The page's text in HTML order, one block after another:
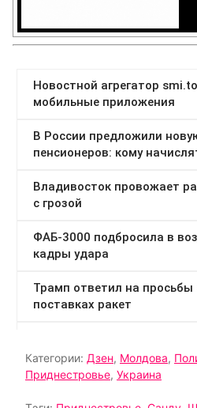
Категории: Дзен, Молдова,
Приднестровье, Украина